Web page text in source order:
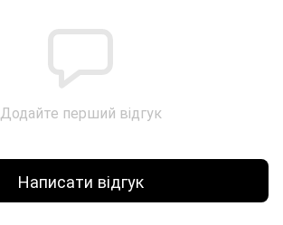
Додайте перший відгук
Написати відгук